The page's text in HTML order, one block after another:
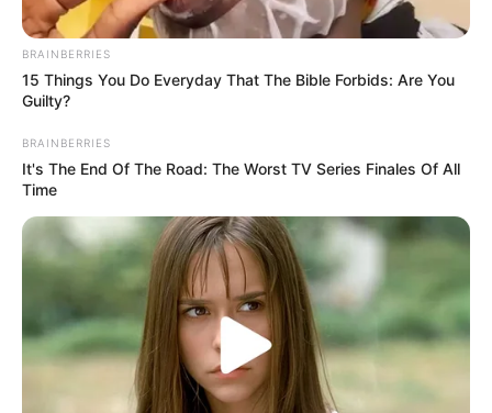
Bald ist Mariä Himmelfahrt: Sonnabend, den 15.08.2026
Mit dem Sessellift zu einer rasanten Fahrt auf einer
Sommerrodelbahn starten? Wo gibt es das schon? In
Todtnau, am 1.156 Meter hohen Hasenhorn, ist das die
einzige Variante, um mit dem Coaster (schienengeführter
Schlitten) auf einer 2,9 km langen Strecke zurück ins Tal
BRAINBERRIES
15 Things You Do Everyday That The Bible Forbids: Are You
Guilty?
BRAINBERRIES
It's The End Of The Road: The Worst TV Series Finales Of All
Time